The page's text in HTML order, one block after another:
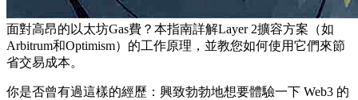
面對高昂的以太坊Gas費？本指南詳解Layer 2擴容方案（如
Arbitrum和Optimism）的工作原理，並教您如何使用它們來節
省交易成本。
你是否曾有過這樣的經歷：興致勃勃地想要體驗一下 Web3 的